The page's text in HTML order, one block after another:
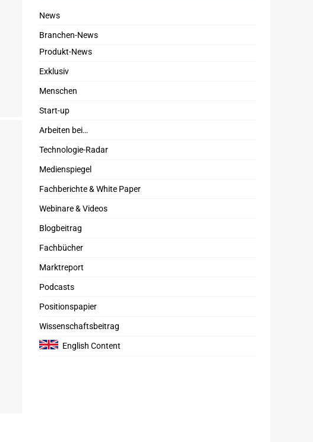
News
Branchen-News
Produkt-News
Exklusiv
Menschen
Start-up
Arbeiten bei…
Technologie-Radar
Medienspiegel
Fachberichte & White Paper
Webinare & Videos
Blogbeitrag
Fachbücher
Marktreport
Podcasts
Positionspapier
Wissenschaftsbeitrag
English Content